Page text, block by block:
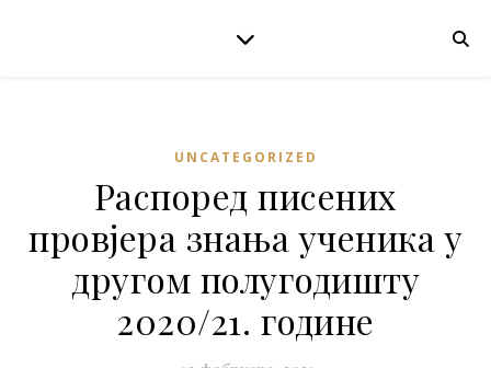
UNCATEGORIZED
Распоред писених
провјера знања ученика у
другом полугодишту
2020/21. године